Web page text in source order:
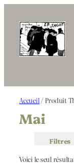
contenu
Accueil / Produit
Mai
Filtres
Voici le seul